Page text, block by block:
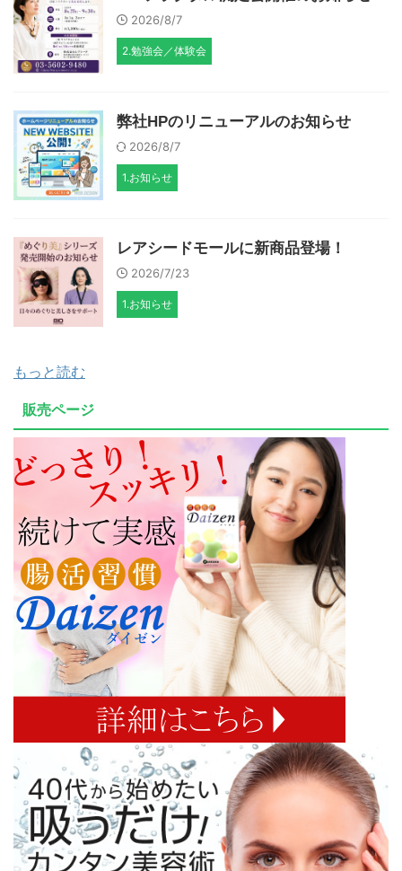
2026/8/7
2.勉強会／体験会
弊社HPのリニューアルのお知らせ
2026/8/7
1.お知らせ
レアシードモールに新商品登場！
2026/7/23
1.お知らせ
もっと読む
販売ページ